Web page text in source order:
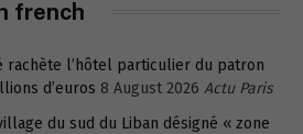
french
rachète l’hôtel particulier du patron
d’euros 8 August 2026 Actu Paris
du sud du Liban désigné « zone